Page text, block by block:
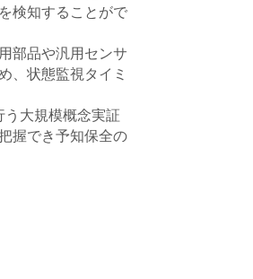
検知することがで
部品や汎用センサ
、状態監視タイミ
う大規模概念実証
握でき予知保全の